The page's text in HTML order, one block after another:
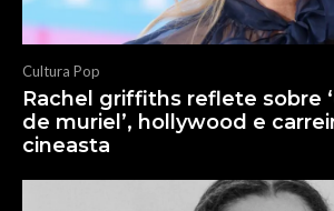
Cultura Pop
Rachel griffiths reflete sobre
de muriel’, hollywood e
cineasta